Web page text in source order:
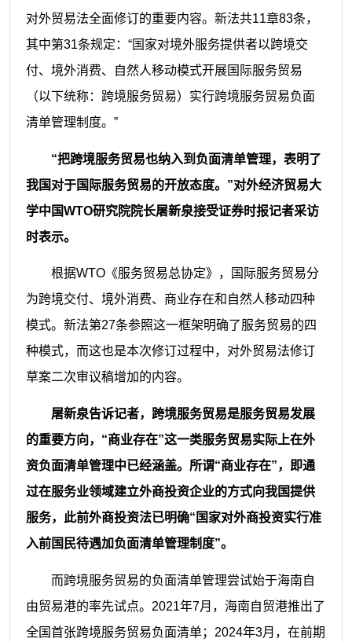
对外贸易法全面修订的重要内容。新法共11章83条，
其中第31条规定：“国家对境外服务提供者以跨境交
付、境外消费、自然人移动模式开展国际服务贸易
（以下统称：跨境服务贸易）实行跨境服务贸易负面
清单管理制度。”
“把跨境服务贸易也纳入到负面清单管理，表明了
我国对于国际服务贸易的开放态度。”对外经济贸易大
学中国WTO研究院院长屠新泉接受证券时报记者采访
时表示。
根据WTO《服务贸易总协定》，国际服务贸易分
为跨境交付、境外消费、商业存在和自然人移动四种
模式。新法第27条参照这一框架明确了服务贸易的四
种模式，而这也是本次修订过程中，对外贸易法修订
草案二次审议稿增加的内容。
屠新泉告诉记者，跨境服务贸易是服务贸易发展
的重要方向，“商业存在”这一类服务贸易实际上在外
资负面清单管理中已经涵盖。所谓“商业存在”，即通
过在服务业领域建立外商投资企业的方式向我国提供
服务，此前外商投资法已明确“国家对外商投资实行准
入前国民待遇加负面清单管理制度”。
而跨境服务贸易的负面清单管理尝试始于海南自
由贸易港的率先试点。2021年7月，海南自贸港推出了
全国首张跨境服务贸易负面清单；2024年3月，在前期